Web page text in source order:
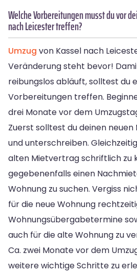
Welche Vorbereitungen musst du vor
nach Leicester treffen?
Umzug von Kassel nach
Veränderung steht bevor!
reibungslos abläuft, solltest du
Vorbereitungen treffen.
drei Monate vor dem
Zuerst solltest du deinen
und unterschreiben.
alten Mietvertrag schriftlich zu
gegebenenfalls einen
Wohnung zu suchen. Vergiss
für die neue Wohnung
Wohnungsübergabetermine
auch für die alte Wohnung zu
Ca. zwei Monate vor dem
weitere wichtige Schritte zu